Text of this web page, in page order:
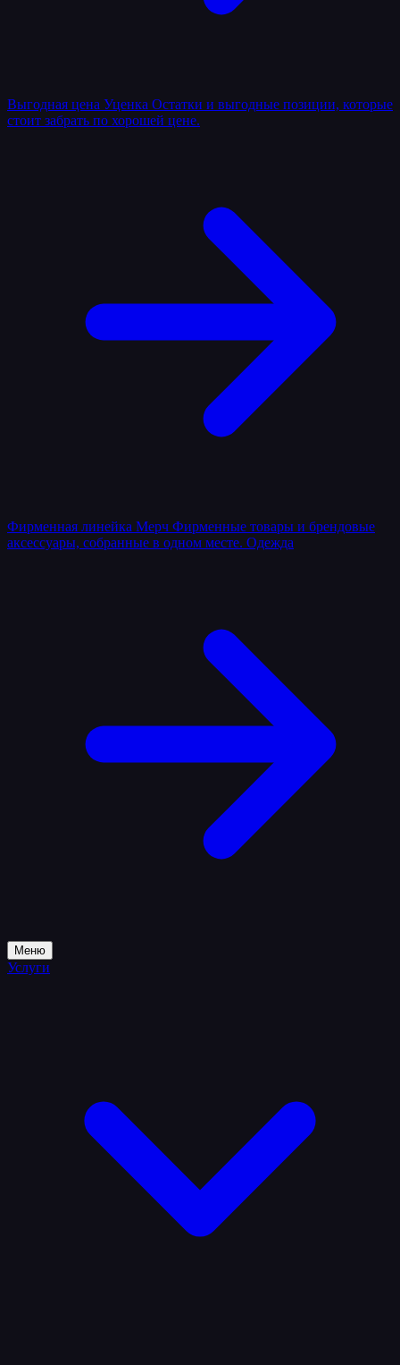
Выгодная цена Уценка Остатки и выгодные позиции, которые
стоит забрать по хорошей цене.
Фирменная линейка Мерч Фирменные товары и брендовые
аксессуары, собранные в одном месте. Одежда
Меню
Услуги